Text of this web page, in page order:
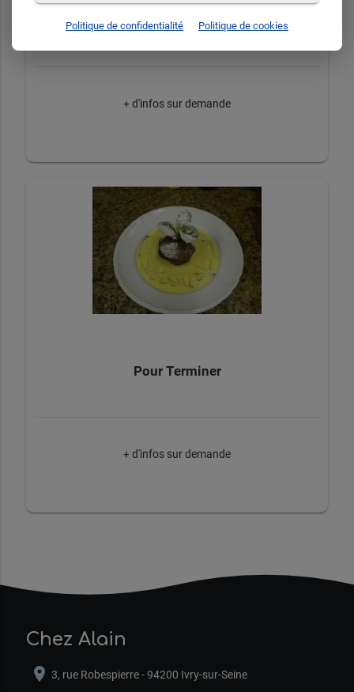
Pour Commencer
+ d'infos sur demande
Pour Terminer
+ d'infos sur demande
Chez Alain
location_on 3, rue Robespierre - 94200 Ivry-sur-Seine
Politique de confidentialité Politique de cookies